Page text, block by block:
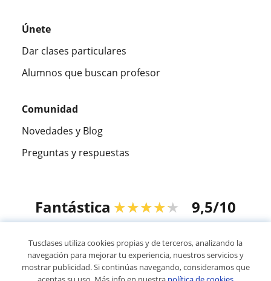
Únete
Dar clases particulares
Alumnos que buscan profesor
Comunidad
Novedades y Blog
Preguntas y respuestas
Fantástica ★★★★★ 9,5/10
© 2007 - 2026 Tusclases.com.uy
Tusclases utiliza cookies propias y de terceros, analizando la
navegación para mejorar tu experiencia, nuestros servicios y
mostrar publicidad. Si continúas navegando, consideramos que